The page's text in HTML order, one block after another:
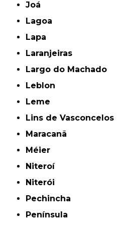
Joá
Lagoa
Lapa
Laranjeiras
Largo do Machado
Leblon
Leme
Lins de Vasconcelos
Maracanã
Méier
Niteroí
Niterói
Pechincha
Península